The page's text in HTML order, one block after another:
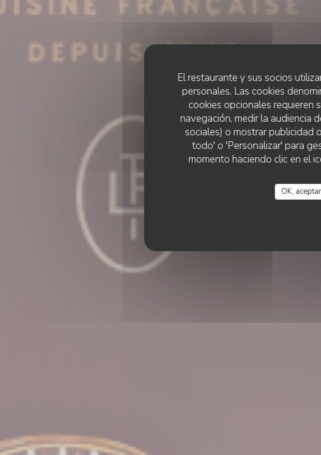
El restaurante y sus socios
personales. Las cookies
cookies opcionales requieren
navegación, medir la audiencia
sociales) o mostrar publicidad
todo' o 'Personalizar' para
momento haciendo clic en el
OK,
Le Tire